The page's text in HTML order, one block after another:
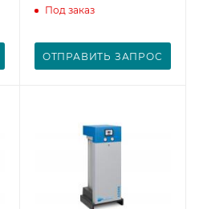
Под заказ
ОТПРАВИТЬ ЗАПРОС